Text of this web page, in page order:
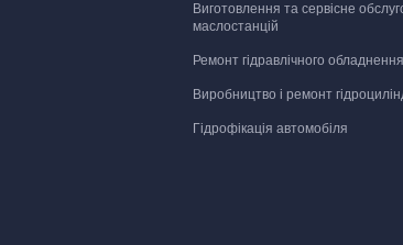
Виготовлення та сервісне
маслостанцій
Ремонт гідравлічного обладнення
Виробництво і ремонт
Гідрофікація автомобіля